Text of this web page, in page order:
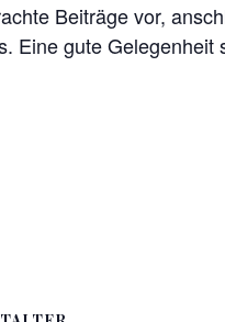
Beiträge vor,
Eine gute